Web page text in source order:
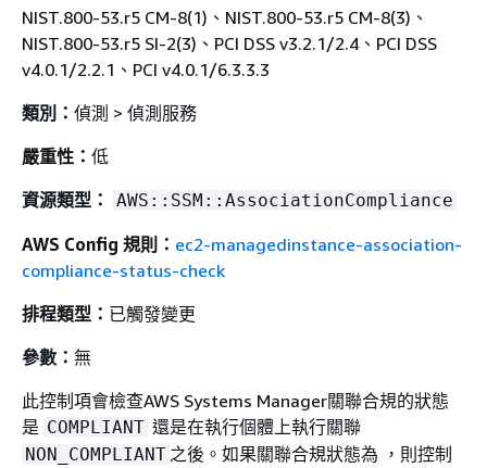
NIST.800-53.r5 CM-8(1)、NIST.800-53.r5 CM-8(3)、
NIST.800-53.r5 SI-2(3)、PCI DSS v3.2.1/2.4、PCI DSS
v4.0.1/2.2.1、PCI v4.0.1/6.3.3.3
類別： 偵測 > 偵測服務
嚴重性： 低
資源類型：
AWS::SSM::AssociationCompliance
AWS Config 規則： ec2-managedinstance-association-
compliance-status-check
排程類型： 已觸發變更
參數： 無
此控制項會檢查AWS Systems Manager關聯合規的狀態
是 COMPLIANT 還是在執行個體上執行關聯
NON_COMPLIANT 之後。如果關聯合規狀態為 ，則控制